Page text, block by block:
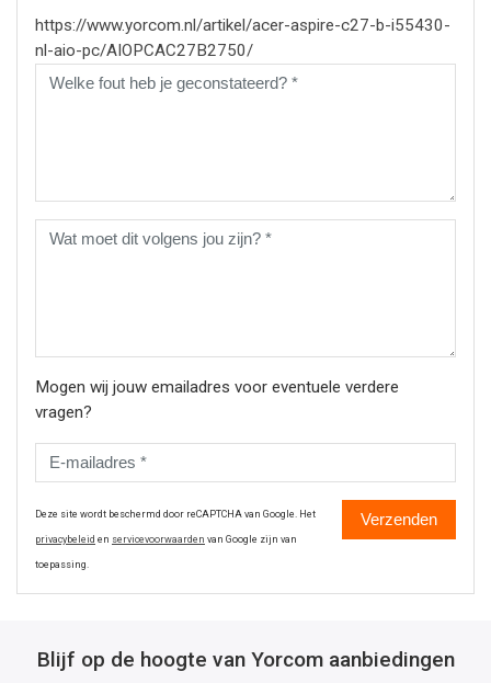
https://www.yorcom.nl/artikel/acer-aspire-c27-b-i55430-
nl-aio-pc/AIOPCAC27B2750/
Mogen wij jouw emailadres voor eventuele verdere
vragen?
Verzenden
Deze site wordt beschermd door reCAPTCHA van Google. Het
privacybeleid en servicevoorwaarden van Google zijn van
toepassing.
Blijf op de hoogte van Yorcom aanbiedingen